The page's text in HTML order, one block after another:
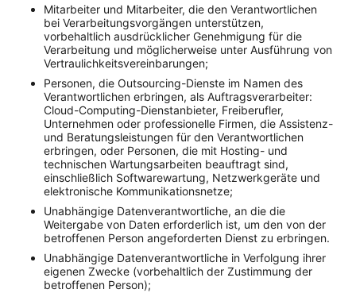
Mitarbeiter und Mitarbeiter, die den Verantwortlichen
bei Verarbeitungsvorgängen unterstützen,
vorbehaltlich ausdrücklicher Genehmigung für die
Verarbeitung und möglicherweise unter Ausführung von
Vertraulichkeitsvereinbarungen;
Personen, die Outsourcing-Dienste im Namen des
Verantwortlichen erbringen, als Auftragsverarbeiter:
Cloud-Computing-Dienstanbieter, Freiberufler,
Unternehmen oder professionelle Firmen, die Assistenz-
und Beratungsleistungen für den Verantwortlichen
erbringen, oder Personen, die mit Hosting- und
technischen Wartungsarbeiten beauftragt sind,
einschließlich Softwarewartung, Netzwerkgeräte und
elektronische Kommunikationsnetze;
Unabhängige Datenverantwortliche, an die die
Weitergabe von Daten erforderlich ist, um den von der
betroffenen Person angeforderten Dienst zu erbringen.
Unabhängige Datenverantwortliche in Verfolgung ihrer
eigenen Zwecke (vorbehaltlich der Zustimmung der
betroffenen Person);